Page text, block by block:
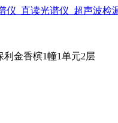
金香槟1幢1单元2层